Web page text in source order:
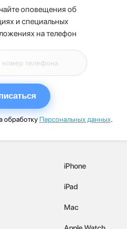
оповещения об
и специальных
на телефон
обработку Персональных данных.
iPhone
iPad
Mac